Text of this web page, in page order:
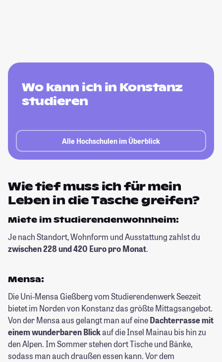
Wo kann ich in Konstanz
studieren
Alle Hochschulen im Überblick
Wie tief muss ich für mein
Leben in die Tasche greifen?
Miete im Studierendenwohnheim:
Je nach Standort, Wohnform und Ausstattung zahlst du
zwischen 228 und 420 Euro pro Monat.
Mensa:
Die Uni-Mensa Gießberg vom Studierendenwerk Seezeit
bietet im Norden von Konstanz das größte Mittagsangebot.
Von der Mensa aus gelangt man auf eineDachterrasse mit
einem wunderbaren Blickauf die Insel Mainau bis hin zu
den Alpen. Im Sommer stehen dort Tische und Bänke,
sodass man auch draußen essen kann. Vor dem